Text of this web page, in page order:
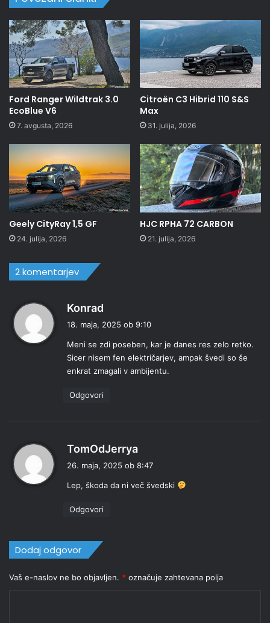
Ford Ranger Wildtrak 3.0
EcoBlue V6
7. avgusta, 2026
Citroën C3 Hibrid 110 S&S
Max
31. julija, 2026
Geely CityRay 1,5 GF
24. julija, 2026
HJC RPHA 72 CARBON
21. julija, 2026
2 komentarjev
Konrad
v
i
:
18. maja, 2025 ob 9:10
Meni se zdi poseben, kar je danes res zelo retko.
Sicer nisem fen električarjev, ampak švedi so še
enkrat zmagali v ambijentu.
Odgovori
TomOdJerrya
v
26. maja, 2025 ob 8:47
Lep, škoda da ni več švedski
Odgovori
Dodaj odgovor
Vaš e-naslov ne bo objavljen. * označuje zahtevana polja